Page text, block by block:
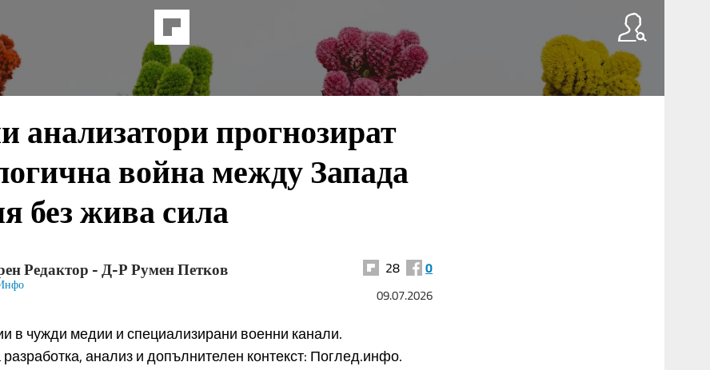
анализатори прогнозират
война между Запада
без жива сила
Редактор - Д-Р Румен Петков 28 0
09.07.2026
в чужди медии и специализирани военни канали.
анализ и допълнителен контекст: Поглед.инфо.